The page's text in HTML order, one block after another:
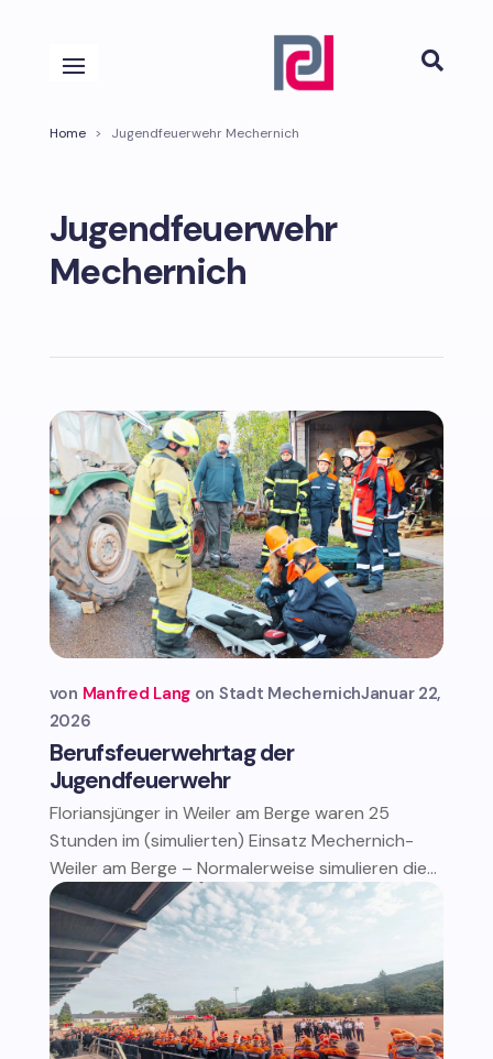

Home > Jugendfeuerwehr Mechernich
Jugendfeuerwehr
Mechernich
Berufsfeuerwehrtag der
Jugendfeuerwehr
von Manfred Lang Stadt MechernichJanuar 22,
2026
Floriansjünger in Weiler am Berge waren 25
Stunden im (simulierten) Einsatz Mechernich-
Weiler am Berge – Normalerweise simulieren die...